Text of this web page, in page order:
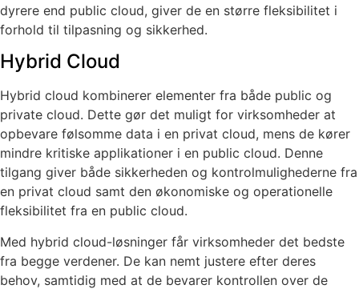
dyrere end public cloud, giver de en større fleksibilitet i
forhold til tilpasning og sikkerhed.
Hybrid Cloud
Hybrid cloud kombinerer elementer fra både public og
private cloud. Dette gør det muligt for virksomheder at
opbevare følsomme data i en privat cloud, mens de kører
mindre kritiske applikationer i en public cloud. Denne
tilgang giver både sikkerheden og kontrolmulighederne fra
en privat cloud samt den økonomiske og operationelle
fleksibilitet fra en public cloud.
Med hybrid cloud-løsninger får virksomheder det bedste
fra begge verdener. De kan nemt justere efter deres
behov, samtidig med at de bevarer kontrollen over de